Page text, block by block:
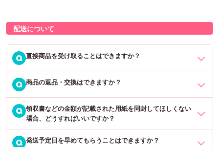
定価より割引されている商品は対象外となります。本店以外の当店
運営サイト（楽天、Yahoo!、Amazon等）ではご利用いただけませ
ん。
なお、商品に不定期で同封している「サンキュークーポン」は期限
内で1回のご利用となります。（3ヶ月毎更新）前回ご使用と同じク
ーポンコードの場合はご利用いただけません。
て送付させていただきます。
ご連絡をいただかずにご注文者様と異なる名義でご入金いただいた
場合、ご入金の確認ができてからの作成となり、発送が遅くなって
しまいますのでご注意ください。
で、予めご了承くださいませ。
いただけません。
払い決済サービスお客様センター」へお問い合わせいただきますよ
うお願いいたします。
TEL：075-682-2106（平日9時〜18時）
メールでのお問い合わせ：https://www.scoring.jp/consumer/
配送について
Q 直接商品を受け取ることはできますか？
当社では実店舗での販売をしていないため、対面で直接商品をお渡
しすることや、販売することは実施しておりません。インターネッ
トよりご注文をお待ちしております。
※申し訳ございませんが、お電話やFAXでのご注文もお受けできかね
ます。
Q 商品の返品・交換はできますか？
オーダーメイド商品に関しては、商品の性質上、お客様都合の場合
はいかなる理由の返品、交換もお受けしておりません。
下記の場合は、無料で至急交換、または正しい商品を発送させてい
Q 領収書などの金額が記載された用紙を同封してほしくない
場合、どうすればいいですか？
通常ご注文者様と送付先が同じ場合、金額を記載した「納品書兼領
Q 発送予定日を早めてもらうことはできますか？